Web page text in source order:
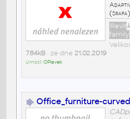
Revit
family
784kB• ze dne 21.02.2019
Umístil:OPlavek
Office_furniture-